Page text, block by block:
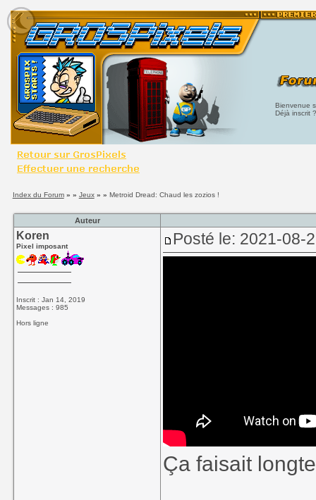
Bienvenue
Déjà inscrit
Index du Forum» » Jeux» » Metroid Dread: Chaud les zozios !
Auteur
Koren
Pixel imposant
Inscrit : Jan 14, 2019
Messages : 985
Hors ligne
Posté le: 2021-08-
Ça faisait